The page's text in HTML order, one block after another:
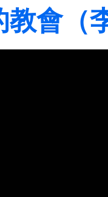
教會（